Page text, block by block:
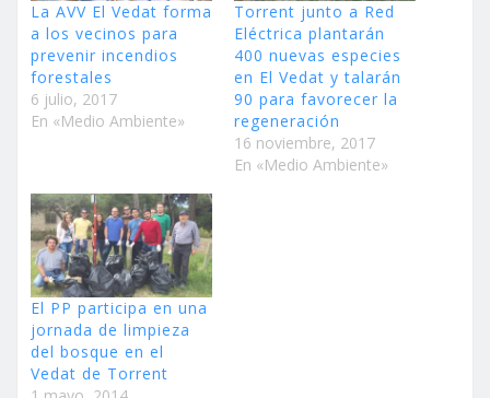
La AVV El Vedat forma
a los vecinos para
prevenir incendios
forestales
6 julio, 2017
En «Medio Ambiente»
Torrent junto a Red
Eléctrica plantarán
400 nuevas especies
en El Vedat y talarán
90 para favorecer la
regeneración
16 noviembre, 2017
En «Medio Ambiente»
El PP participa en una
jornada de limpieza
del bosque en el
Vedat de Torrent